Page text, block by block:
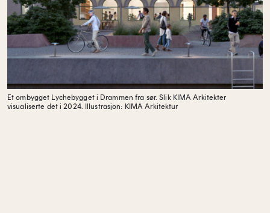
Et ombygget Lychebygget i Drammen fra sør. Slik KIMA Arkitekter
visualiserte det i 2024. Illustrasjon: KIMA Arkitektur